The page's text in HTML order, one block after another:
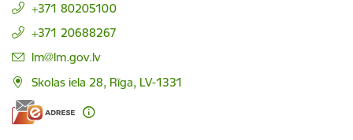
+371 80205100
+371 20688267
E-pasts:
lm@lm.gov.lv
Skolas iela 28, Rīga, LV-1331